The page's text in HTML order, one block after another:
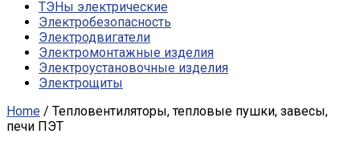
ТЭНы электрические
Электробезопасность
Электродвигатели
Электромонтажные изделия
Электроустановочные изделия
Электрощиты
Home / Тепловентиляторы, тепловые пушки, завесы,
печи ПЭТ